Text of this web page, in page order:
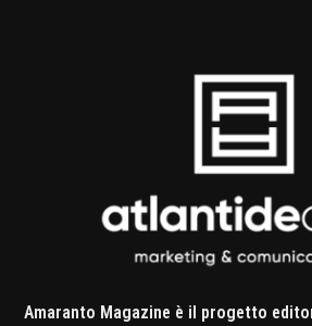
Amaranto Magazine è il progetto